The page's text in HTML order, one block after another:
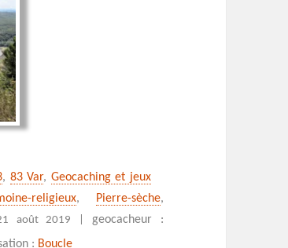
, 83 Var, Geocaching et jeux
religieux, Pierre-sèche,
Caramy
août 2019 | geocacheur :
: Boucle